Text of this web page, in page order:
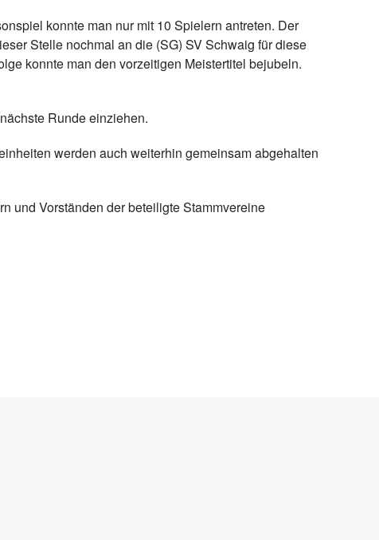
konnte man nur mit 10 Spielern antreten. Der
Stelle nochmal an die (SG) SV Schwaig für diese
konnte man den vorzeitigen Meistertitel bejubeln.
Runde einziehen.
werden auch weiterhin gemeinsam abgehalten
und Vorständen der beteiligte Stammvereine